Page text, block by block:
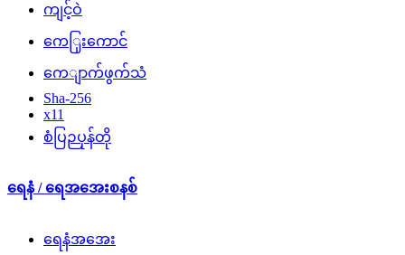
ကျင့်ဝဲ
ကေြှးကောင်
ကေျာက်ဖွက်သံ
Sha-256
x11
စံပြဉပုန်တို
ရေနံ / ရေအအေးစနစ်
ရေနံအအေး